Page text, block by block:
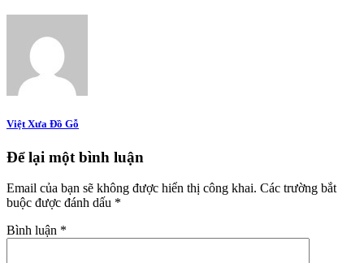
Việt Xưa Đồ Gỗ
Để lại một bình luận
Email của bạn sẽ không được hiển thị công khai. Các trường bắt
buộc được đánh dấu *
Bình luận *